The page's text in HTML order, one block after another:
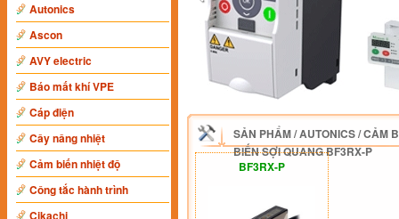
Autonics
Ascon
AVY electric
Báo mất khí VPE
Cáp điện
Cây nâng nhiệt
Cảm biến nhiệt độ
Công tắc hành trình
Cikachi
SẢN PHẨM/AUTONICS/CẢM
BIẾN SỢI QUANG BF3RX-P
BF3RX-P